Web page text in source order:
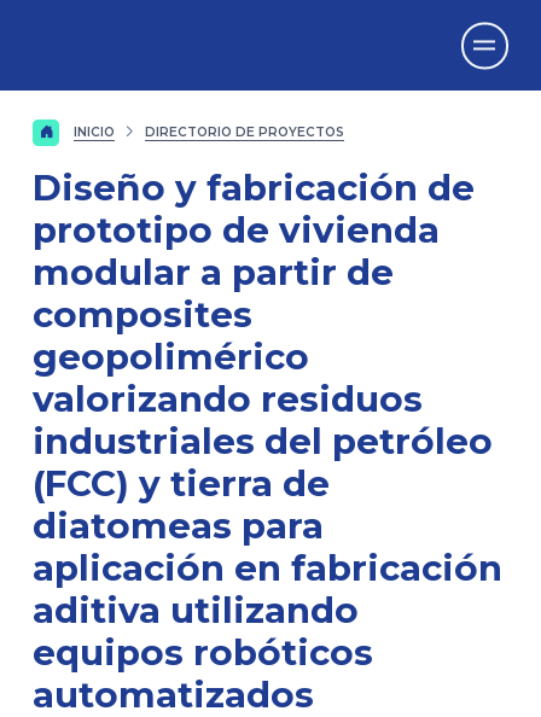
INICIO DIRECTORIO DE PROYECTOS
Diseño y fabricación de
prototipo de vivienda
modular a partir de
composites
geopolimérico
valorizando residuos
industriales del petróleo
(FCC) y tierra de
diatomeas para
aplicación en fabricación
aditiva utilizando
equipos robóticos
automatizados